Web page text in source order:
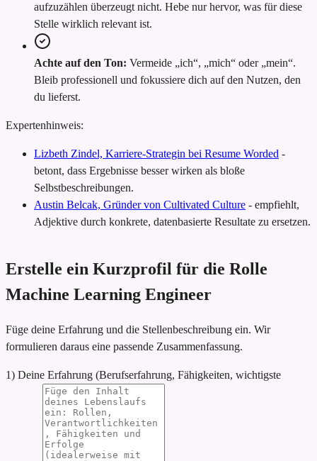
aufzuzählen überzeugt nicht. Hebe nur hervor, was für diese
Stelle wirklich relevant ist.
Achte auf den Ton: Vermeide „ich“, „mich“ oder „mein“.
Bleib professionell und fokussiere dich auf den Nutzen, den
du lieferst.
Expertenhinweis:
Lizbeth Zindel, Karriere-Strategin bei Resume Worded -
betont, dass Ergebnisse besser wirken als bloße
Selbstbeschreibungen.
Austin Belcak, Gründer von Cultivated Culture - empfiehlt,
Adjektive durch konkrete, datenbasierte Resultate zu ersetzen.
Erstelle ein Kurzprofil für die Rolle
Machine Learning Engineer
Füge deine Erfahrung und die Stellenbeschreibung ein. Wir
formulieren daraus eine passende Zusammenfassung.
1) Deine Erfahrung (Berufserfahrung, Fähigkeiten, wichtigste